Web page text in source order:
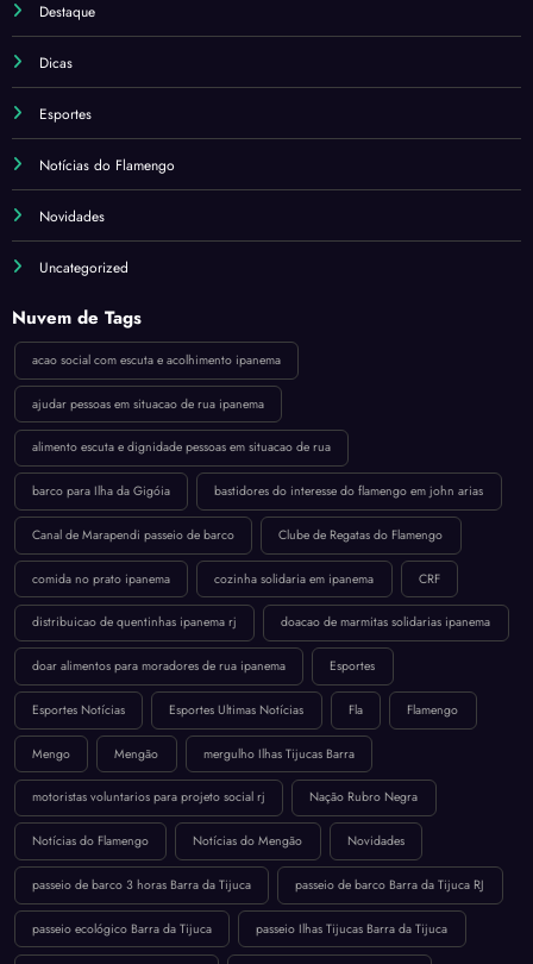
Destaque
Dicas
Esportes
Notícias do Flamengo
Novidades
Uncategorized
Nuvem de Tags
acao social com escuta e acolhimento ipanema
ajudar pessoas em situacao de rua ipanema
alimento escuta e dignidade pessoas em situacao de rua
barco para Ilha da Gigóia bastidores do interesse do flamengo em john arias
Canal de Marapendi passeio de barco Clube de Regatas do Flamengo
comida no prato ipanema cozinha solidaria em ipanema CRF
distribuicao de quentinhas ipanema rj doacao de marmitas solidarias ipanema
doar alimentos para moradores de rua ipanema Esportes
Esportes Notícias Esportes Ultimas Notícias Fla Flamengo
Mengo Mengão mergulho Ilhas Tijucas Barra
motoristas voluntarios para projeto social rj Nação Rubro Negra
Notícias do Flamengo Notícias do Mengão Novidades
passeio de barco 3 horas Barra da Tijuca passeio de barco Barra da Tijuca RJ
passeio ecológico Barra da Tijuca passeio Ilhas Tijucas Barra da Tijuca